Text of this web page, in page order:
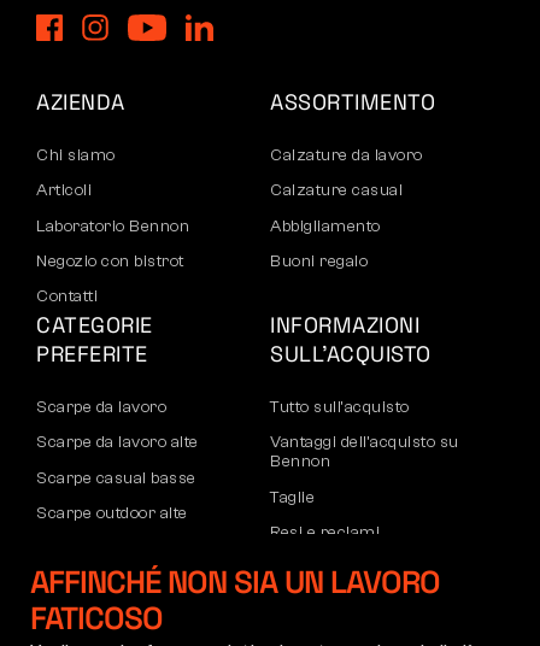
AZIENDA
Chi siamo
Articoli
Laboratorio Bennon
Negozio con bistrot
Contatti
ASSORTIMENTO
Calzature da lavoro
Calzature casual
Abbigliamento
Buoni regalo
CATEGORIE
PREFERITE
Scarpe da lavoro
Scarpe da lavoro alte
Scarpe casual basse
Scarpe outdoor alte
Felpe
INFORMAZIONI
SULL’ACQUISTO
Tutto sull’acquisto
Vantaggi dell’acquisto su
Bennon
Taglie
Resi e reclami
Trasporto e pagamento
AFFINCHÉ NON SIA UN LAVORO
FATICOSO